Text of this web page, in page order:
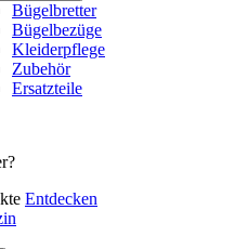
Bügelbretter
Bügelbezüge
Kleiderpflege
Zubehör
Ersatzteile
Entdecken